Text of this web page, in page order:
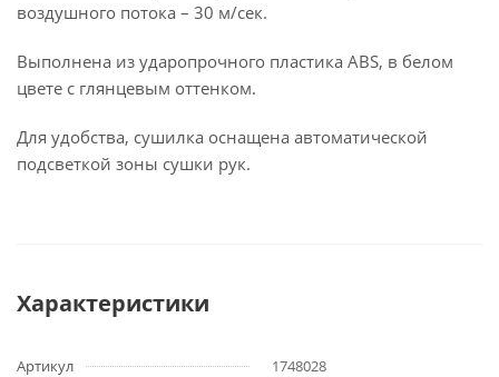
воздушного потока – 30 м/сек.
Выполнена из ударопрочного пластика ABS, в белом
цвете с глянцевым оттенком.
Для удобства, сушилка оснащена автоматической
подсветкой зоны сушки рук.
Характеристики
Артикул
1748028